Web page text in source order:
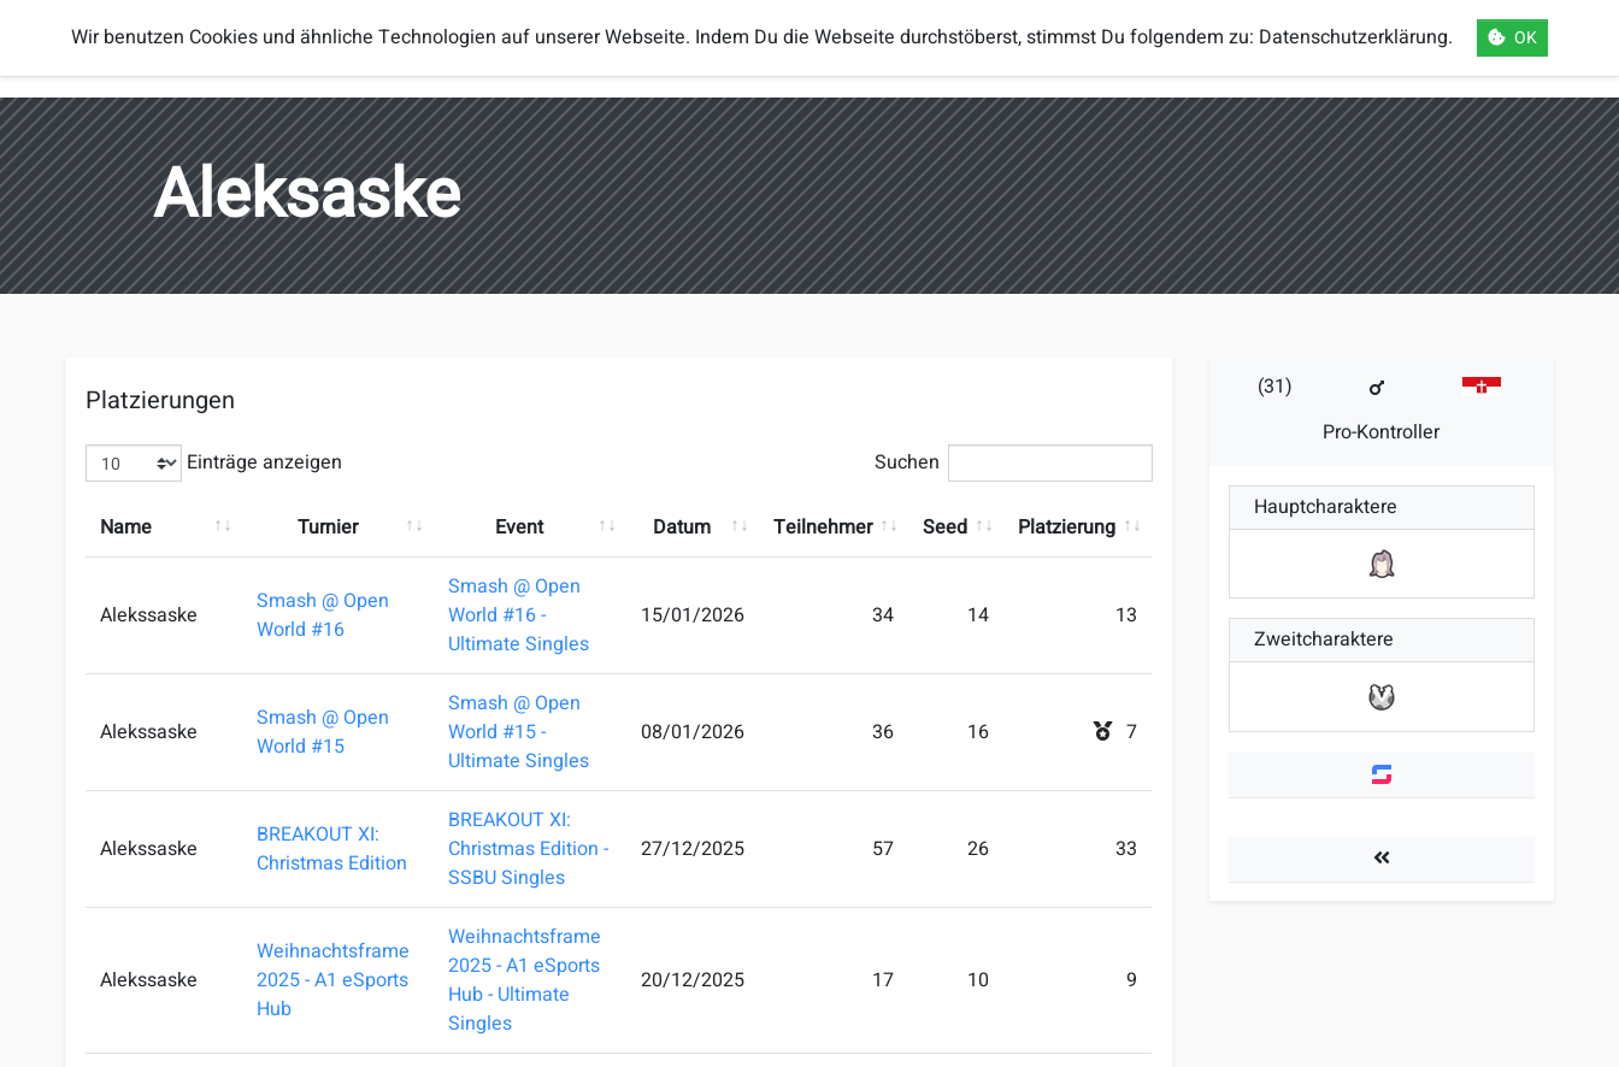
Smash
Brothers
Spieler Regionen Turniere Regeln Ranglisten eSports Sprache
Aleksaske
Platzierungen
Einträge anzeigen Suchen
Name Turnier Event Datum Teilnehmer Seed Platzierung
Alekssaske
Smash @ Open
World #16
Smash @ Open
World #16 -
Ultimate Singles
15/01/2026 34 14 13
Alekssaske
Smash @ Open
World #15
Smash @ Open
World #15 -
Ultimate Singles
08/01/2026 36 16 7
Alekssaske
BREAKOUT XI:
Christmas Edition
BREAKOUT XI:
Christmas Edition -
SSBU Singles
27/12/2025 57 26 33
Alekssaske
Weihnachtsframe
2025 - A1 eSports
Hub
Weihnachtsframe
2025 - A1 eSports
Hub - Ultimate
Singles
20/12/2025 17 10 9
(31)
Pro-Kontroller
Hauptcharaktere
Zweitcharaktere
Spieler
Wir benutzen Cookies und ähnliche Technologien auf unserer Webseite. Indem Du die Webseite durchstöberst, stimmst Du folgendem zu: Datenschutzerklärung. OK